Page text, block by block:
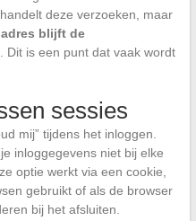
deze verzoeken, maar
blijft de
Dit is een punt dat vaak wordt
sessies
mij” tijdens het inloggen.
inloggegevens niet bij elke
optie werkt via een cookie,
gebruikt of als de browser
bij het afsluiten.